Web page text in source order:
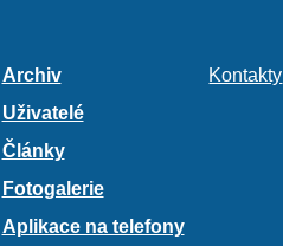
Archiv
Uživatelé
Články
Fotogalerie
Aplikace na telefony
Kontakty